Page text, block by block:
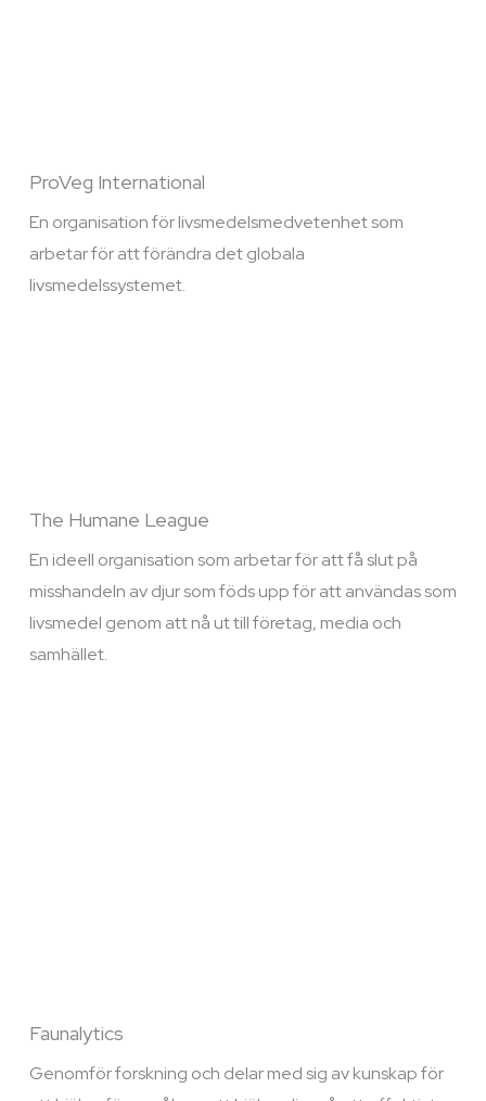
ProVeg International
En organisation för livsmedelsmedvetenhet som
arbetar för att förändra det globala
livsmedelssystemet.
The Humane League
En ideell organisation som arbetar för att få slut på
misshandeln av djur som föds upp för att användas som
livsmedel genom att nå ut till företag, media och
samhället.
Faunalytics
Genomför forskning och delar med sig av kunskap för